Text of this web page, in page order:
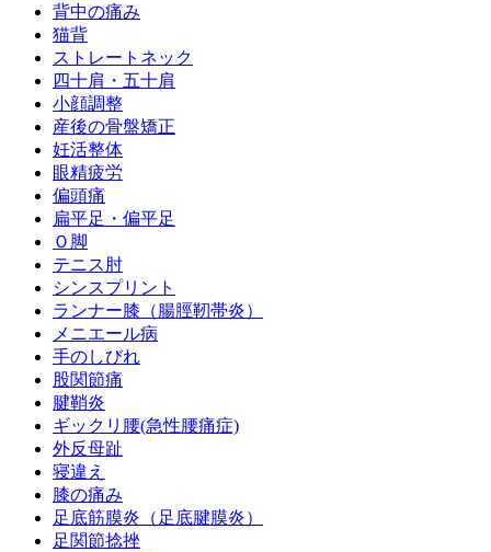
背中の痛み
猫背
ストレートネック
四十肩・五十肩
小顔調整
産後の骨盤矯正
妊活整体
眼精疲労
偏頭痛
扁平足・偏平足
Ｏ脚
テニス肘
シンスプリント
ランナー膝（腸脛靭帯炎）
メニエール病
手のしびれ
股関節痛
腱鞘炎
ギックリ腰(急性腰痛症)
外反母趾
寝違え
膝の痛み
足底筋膜炎（足底腱膜炎）
足関節捻挫